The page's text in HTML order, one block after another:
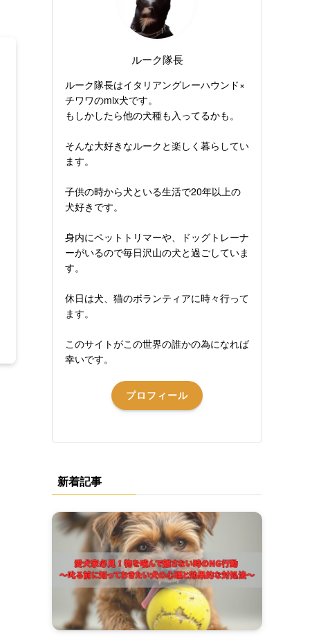
ルーク隊長
ルーク隊長はイタリアングレーハウンド×
チワワのmix犬です。
もしかしたら他の犬種も入ってるかも。
そんな大好きなルークと楽しく暮らしてい
ます。
子供の時から犬といる生活で20年以上の
犬好きです。
身内にペットトリマーや、ドッグトレーナ
ーがいるので毎日沢山の犬と過ごしていま
す。
休日は犬、猫のボランティアに時々行って
ます。
このサイトがこの世界の誰かの為になれば
幸いです。
プロフィール
新着記事